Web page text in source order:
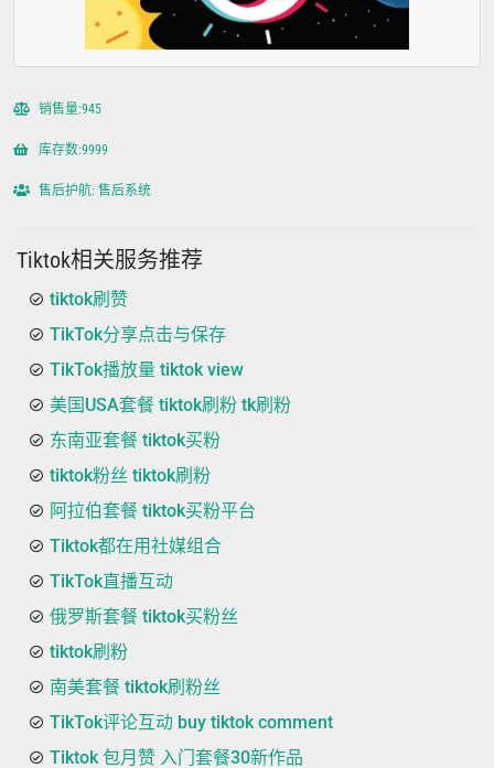
销售量:945
库存数:9999
售后护航: 售后系统
Tiktok相关服务推荐
tiktok刷赞
TikTok分享点击与保存
TikTok播放量 tiktok view
美国USA套餐 tiktok刷粉 tk刷粉
东南亚套餐 tiktok买粉
tiktok粉丝 tiktok刷粉
阿拉伯套餐 tiktok买粉平台
Tiktok都在用社媒组合
TikTok直播互动
俄罗斯套餐 tiktok买粉丝
tiktok刷粉
南美套餐 tiktok刷粉丝
TikTok评论互动 buy tiktok comment
Tiktok 包月赞 入门套餐30新作品